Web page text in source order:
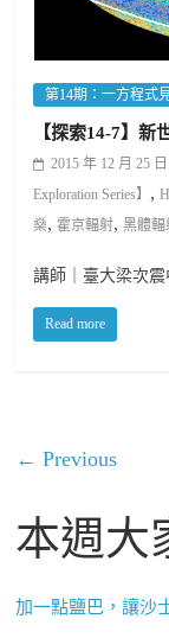
第14期：一方程式
【探索14-7】新
2015 年 12 月 25 日
Exploration Series】 ,
燊, 霍京輻射,黑體輻
講師｜臺大梁次
Read more
← Previous
本週大
加一點鹽巴，讓沙